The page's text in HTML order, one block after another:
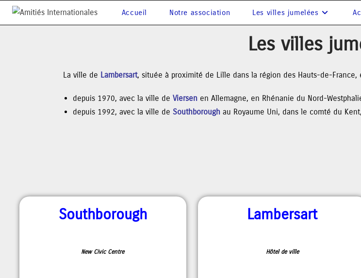
Accueil Notre association Les villes jumelées
Les villes
La ville de Lambersart, située à proximité de Lille dans la région des Hauts-de-France,
depuis 1970, avec la ville de Viersen en Allemagne, en Rhénanie du Nord-
depuis 1992, avec la ville de Southborough au Royaume Uni, dans le comté du
Southborough
New Civic Centre
Lambersart
Hôtel de ville